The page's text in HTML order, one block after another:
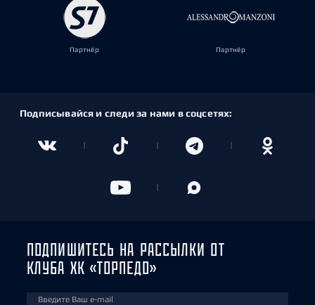
Партнёр Партнёр
Подписывайся и следи за нами в соцсетях:
ПОДПИШИТЕСЬ НА РАССЫЛКИ ОТ
КЛУБА ХК «ТОРПЕДО»
Введите Ваш e-mail